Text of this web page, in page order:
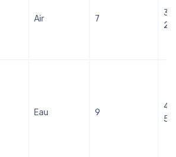
Air 7
3
Eau 9
4